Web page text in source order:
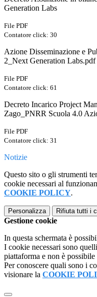
Generation Labs
File PDF
Contatore click: 30
Azione Disseminazione e
2_Next Generation Labs.pdf
File PDF
Contatore click: 61
Decreto Incarico Project
Zago_PNRR Scuola 4.0
File PDF
Contatore click: 31
Notizie
Questo sito o gli strumenti
cookie necessari al
COOKIE POLICY.
Personalizza Rifiuta tutti i
Gestione cookie
In questa schermata è
I cookie necessari sono
piattaforma e non è
Per conoscere quali sono i
visionare la COOKIE